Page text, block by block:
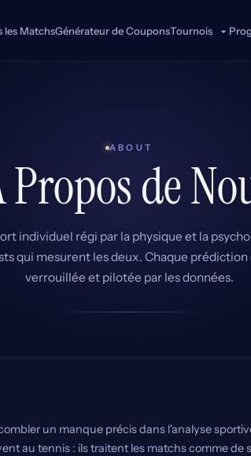
les MatchsGénérateur de CouponsTournois
ABOUT
Propos de
individuel régi par la physique et la
qui mesurent les deux. Chaque
verrouillée et pilotée par les données.
un manque précis dans l'analyse
au tennis : ils traitent les matchs comme de